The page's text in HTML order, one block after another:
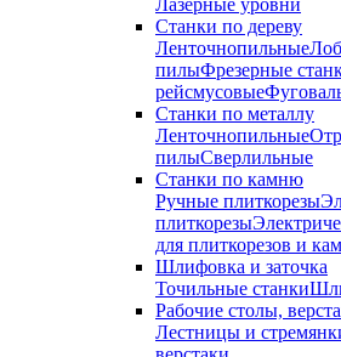
Лазерные уровни
Станки по дереву
Ленточнопильные
пилыФрезерные
рейсмусовые
Станки по металлу
Ленточнопильные
пилыСверлильные
Станки по камню
Ручные плиткорезы
плиткорезы
для плиткорезов и
Шлифовка и заточка
Точильные станки
Рабочие столы,
Лестницы и